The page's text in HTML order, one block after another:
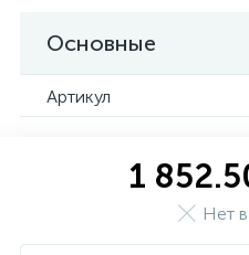
Основные
Артикул
1
Нет